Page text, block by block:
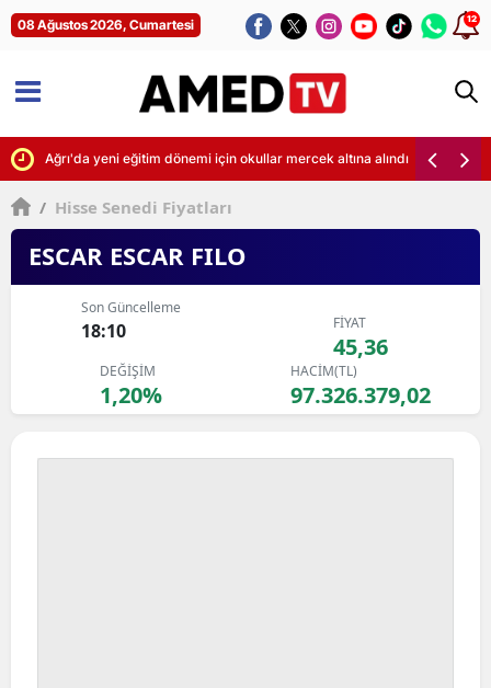
08 Ağustos 2026, Cumartesi 12
Ağrı'da yeni eğitim dönemi için okullar mercek altına alındı
/ Hisse Senedi Fiyatları
ESCAR ESCAR FILO
Son Güncelleme
18:10 FİYAT
45,36
DEĞİŞİM
1,20%
HACİM(TL)
97.326.379,02